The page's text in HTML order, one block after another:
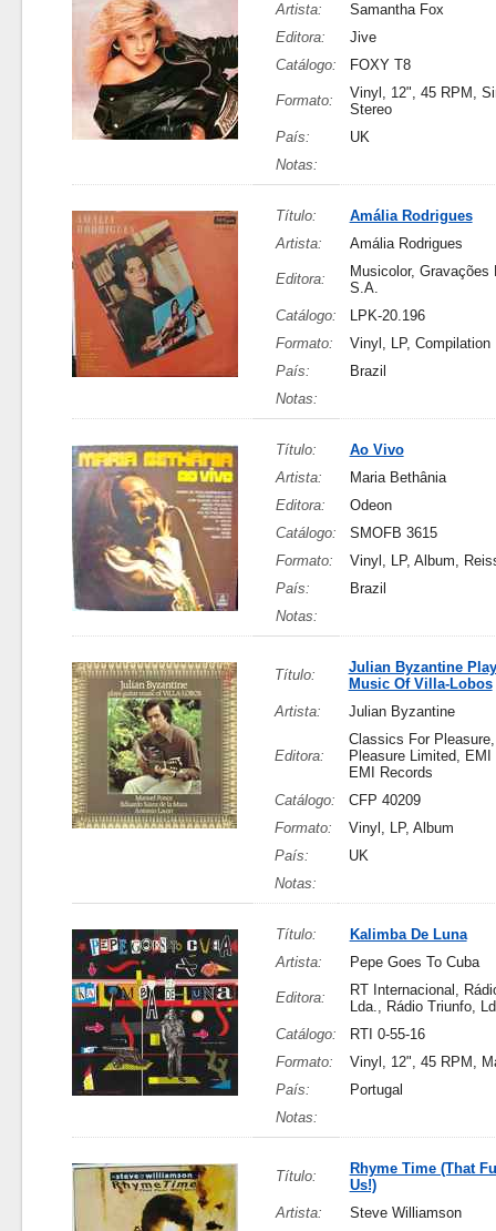
Artista:
Samantha Fox
Editora:
Jive
Catálogo:
FOXY T8
Formato:
Vinyl, 12", 45 RPM,
Stereo
País:
UK
Notas:
Título:
Amália Rodrigues
Artista:
Amália Rodrigues
Editora:
Musicolor, Gravações
S.A.
Catálogo:
LPK-20.196
Formato:
Vinyl, LP, Compilation
País:
Brazil
Notas:
Título:
Ao Vivo
Artista:
Maria Bethânia
Editora:
Odeon
Catálogo:
SMOFB 3615
Formato:
Vinyl, LP, Album,
País:
Brazil
Notas:
Título:
Julian Byzantine
Music Of Villa-Lobos
Artista:
Julian Byzantine
Editora:
Classics For
Pleasure Limited,
EMI Records
Catálogo:
CFP 40209
Formato:
Vinyl, LP, Album
País:
UK
Notas:
Título:
Kalimba De Luna
Artista:
Pepe Goes To Cuba
Editora:
RT Internacional,
Lda., Rádio Triunfo,
Catálogo:
RTI 0-55-16
Formato:
Vinyl, 12", 45 RPM,
País:
Portugal
Notas:
Título:
Rhyme Time (That
Us!)
Artista:
Steve Williamson